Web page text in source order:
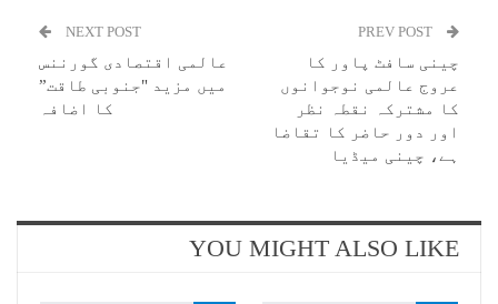
چینی سافٹ پاور کا
عروج عالمی نوجوانوں
کا مشترکہ نقطہ نظر
اور دور حاضر کا تقاضا
ہے، چینی میڈیا
NEXT POST
عالمی اقتصادی گورننس
میں مزید "جنوبی طاقت”
کا اضافہ
YOU MIGHT ALSO LIKE